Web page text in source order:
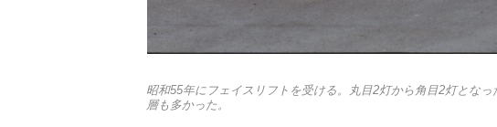
昭和55年にフェイスリフトを受ける。丸目2灯から角目2灯とな
層も多かった。